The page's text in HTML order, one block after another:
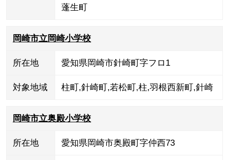
蓬生町
岡崎市立岡崎小学校
所在地 愛知県岡崎市針崎町字フロ1
対象地域 柱町,針崎町,若松町,柱,羽根西新町,針崎
岡崎市立奥殿小学校
所在地 愛知県岡崎市奥殿町字仲西73